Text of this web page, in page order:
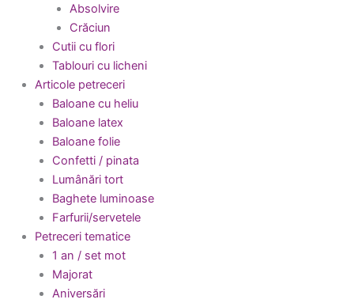
Absolvire
Crăciun
Cutii cu flori
Tablouri cu licheni
Articole petreceri
Baloane cu heliu
Baloane latex
Baloane folie
Confetti / pinata
Lumânări tort
Baghete luminoase
Farfurii/servetele
Petreceri tematice
1 an / set mot
Majorat
Aniversări